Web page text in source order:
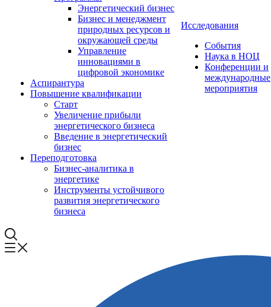
Энергетический бизнес
Бизнес и менеджмент
природных ресурсов и
окружающей среды
Управление
инновациями в
цифровой экономике
Аспирантура
Повышение квалификации
Старт
Увеличение прибыли
энергетического бизнеса
Введение в энергетический
бизнес
Переподготовка
Бизнес-аналитика в
энергетике
Инструменты устойчивого
развития энергетического
бизнеса
Исследования
События
Наука в НОЦ
Конференции и
международные
мероприятия